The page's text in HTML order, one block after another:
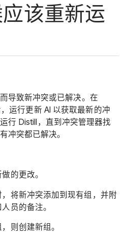
该重新运
导致新冲突或已解决。在
运行更新 Al 以获取最新的冲
行 Distill，直到冲突管理器找
冲突都已解决。
的更改。
将新冲突添加到现有组，并附
员的备注。
则创建新组。